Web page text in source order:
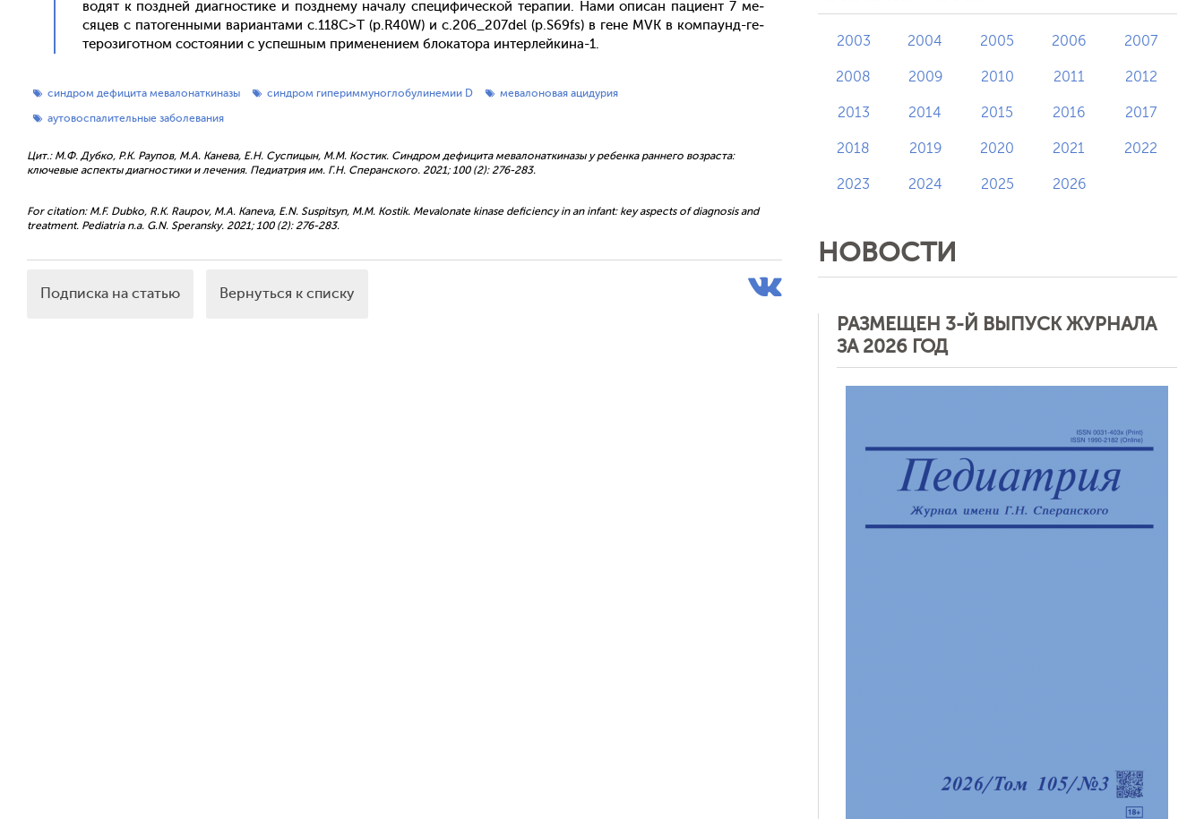
водят к поз­дней ди­аг­ности­ке и поз­дне­му на­чалу спе­цифи­чес­кой те­рапии. На­ми опи­сан па­ци­ент 7 ме­
сяцев с па­тоген­ны­ми ва­ри­ан­та­ми с.118С>T (p.R40W) и с.206_207del (p.S69fs) в ге­не MVK в ком­па­унд-ге­
теро­зигот­ном сос­то­янии с ус­пешным при­мене­ни­ем бло­като­ра ин­терлей­ки­на-1.
синдром дефицита мевалонаткиназы синдром гипериммуноглобулинемии D
мевалоновая ацидурия
аутовоспалительные заболевания
Цит.: М.Ф. Дубко, Р.К. Раупов, М.А. Канева, Е.Н. Суспицын, М.М. Костик. Синдром дефицита мевалонаткиназы у ребенка раннего возраста:
ключевые аспекты диагностики и лечения. Педиатрия им. Г.Н. Сперанского. 2021; 100 (2): 276-283.
For citation: M.F. Dubko, R.K. Raupov, M.A. Kaneva, E.N. Suspitsyn, M.M. Kostik. Mevalonate kinase deficiency in an infant: key aspects of diagnosis and
treatment. Pediatria n.a. G.N. Speransky. 2021; 100 (2): 276-283.
Подписка на статью Вернуться к списку
2003 2004 2005 2006 2007
2008 2009 2010 2011 2012
2013 2014 2015 2016 2017
2018 2019 2020 2021 2022
2023 2024 2025 2026
НОВОСТИ
РАЗМЕЩЕН 3-Й ВЫПУСК ЖУРНАЛА
ЗА 2026 ГОД